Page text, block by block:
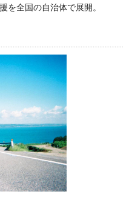
を全国の自治体で展開。